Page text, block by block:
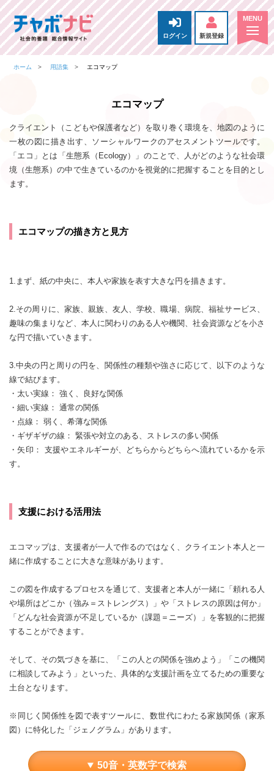
ログイン 新規登録
ホーム 用語集 エコマップ
エコマップ
クライエント（こどもや保護者など）を取り巻く環境を、地図のように
一枚の図に描き出す、ソーシャルワークのアセスメントツールです。
「エコ」とは「生態系（Ecology）」のことで、人がどのような社会環
境（生態系）の中で生きているのかを視覚的に把握することを目的とし
ます。
エコマップの描き方と見方
1.まず、紙の中央に、本人や家族を表す大きな円を描きます。
2.その周りに、家族、親族、友人、学校、職場、病院、福祉サービス、
趣味の集まりなど、本人に関わりのある人や機関、社会資源などを小さ
な円で描いていきます。
3.中央の円と周りの円を、関係性の種類や強さに応じて、以下のような
線で結びます。
・太い実線： 強く、良好な関係
・細い実線： 通常の関係
・点線： 弱く、希薄な関係
・ギザギザの線： 緊張や対立のある、ストレスの多い関係
・矢印： 支援やエネルギーが、どちらからどちらへ流れているかを示
す。
支援における活用法
エコマップは、支援者が一人で作るのではなく、クライエント本人と一
緒に作成することに大きな意味があります。
この図を作成するプロセスを通じて、支援者と本人が一緒に「頼れる人
や場所はどこか（強み＝ストレングス）」や「ストレスの原因は何か」
「どんな社会資源が不足しているか（課題＝ニーズ）」を客観的に把握
することができます。
そして、その気づきを基に、「この人との関係を強めよう」「この機関
に相談してみよう」といった、具体的な支援計画を立てるための重要な
土台となります。
※同じく関係性を図で表すツールに、数世代にわたる家族関係（家系
図）に特化した「ジェノグラム」があります。
50音・英数字で検索